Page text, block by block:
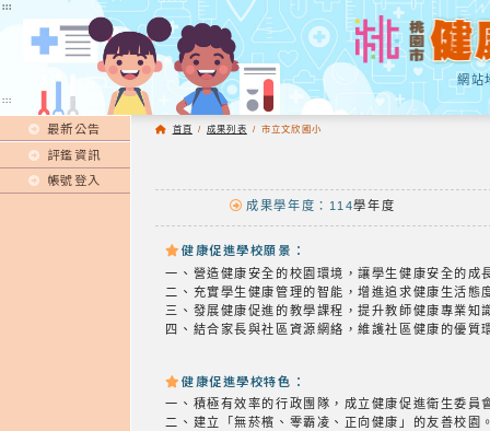
:::
網站
:::
最新公告
評鑑資訊
帳號登入
首頁 / 成果列表 / 市立文欣國小
成果學年度：114學年度
健康促進學校願景：
一、營造健康安全的校園環境，讓學生健康安全的成
二、充實學生健康管理的智能，增進追求健康生活態
三、發展健康促進的教學課程，提升教師健康專業知
四、結合家長與社區資源網絡，維護社區健康的優質
健康促進學校特色：
一、積極有效率的行政團隊，成立健康促進衛生委員
二、建立「無菸檳、零霸凌、正向健康」的友善校園
:::